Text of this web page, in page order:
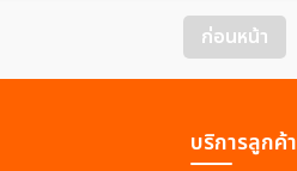
ก่อนหน้า
บริการลูกค้า